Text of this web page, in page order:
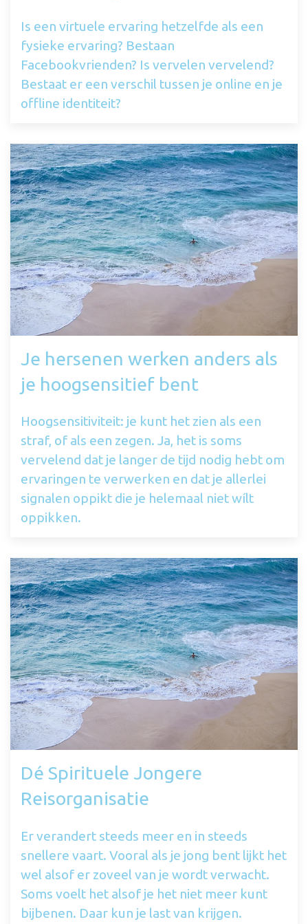
Is een virtuele ervaring hetzelfde als een
fysieke ervaring? Bestaan
Facebookvrienden? Is vervelen vervelend?
Bestaat er een verschil tussen je online en je
offline identiteit?
Je hersenen werken anders als
je hoogsensitief bent
Hoogsensitiviteit: je kunt het zien als een
straf, of als een zegen. Ja, het is soms
vervelend dat je langer de tijd nodig hebt om
ervaringen te verwerken en dat je allerlei
signalen oppikt die je helemaal niet wílt
oppikken.
Dé Spirituele Jongere
Reisorganisatie
Er verandert steeds meer en in steeds
snellere vaart. Vooral als je jong bent lijkt het
wel alsof er zoveel van je wordt verwacht.
Soms voelt het alsof je het niet meer kunt
bijbenen. Daar kun je last van krijgen.